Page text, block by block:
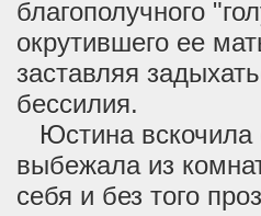
благополучного
окрутившего ее
заставляя
бессилия.
Юстина вскочила
выбежала из
себя и без того